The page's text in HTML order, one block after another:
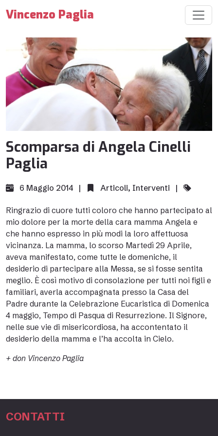
Vincenzo Paglia
Scomparsa di Angela Cinelli
Paglia
6 Maggio 2014 | Articoli, Interventi |
Ringrazio di cuore tutti coloro che hanno partecipato al
mio dolore per la morte della cara mamma Angela e
che hanno espresso in più modi la loro affettuosa
vicinanza. La mamma, lo scorso Martedì 29 Aprile,
aveva manifestato, come tutte le domeniche, il
desiderio di partecipare alla Messa, se si fosse sentita
meglio. È così motivo di consolazione per tutti noi figli e
familiari, averla accompagnata presso la Casa del
Padre durante la Celebrazione Eucaristica di Domenica
4 maggio, Tempo di Pasqua di Resurrezione. Il Signore,
nelle sue vie di misericordiosa, ha accontentato il
desiderio della mamma e l’ha accolta in Cielo.
+ don Vincenzo Paglia
CONTATTI